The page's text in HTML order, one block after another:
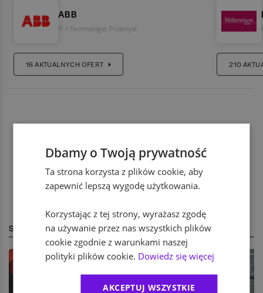
ABB
IT / Technologia Przemysł
16AKTUALNYCH OFERT 210
STREFA EKSPERTA
Dbamy o Twoją prywatność
Ta strona korzysta z plików cookie, aby
zapewnić lepszą wygodę użytkowania.
Korzystając z tej strony, wyrażasz zgodę
na używanie przez nas wszystkich plików
cookie zgodnie z warunkami naszej
polityki plików cookie. Dowiedz się więcej
AKCEPTUJ WSZYSTKIE